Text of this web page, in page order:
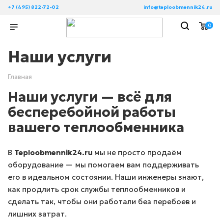
+7 (495) 822-72-02 info@teploobmennik24.ru
0
Наши услуги
Главная
Наши услуги — всё для
бесперебойной работы
вашего теплообменника
В Teploobmennik24.ru мы не просто продаём
оборудование — мы помогаем вам поддерживать
его в идеальном состоянии. Наши инженеры знают,
как продлить срок службы теплообменников и
сделать так, чтобы они работали без перебоев и
лишних затрат.